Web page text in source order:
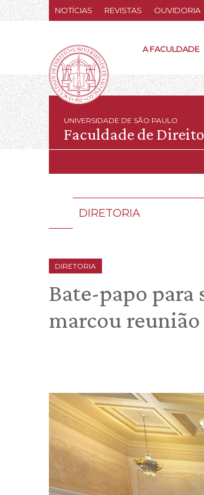
NOTÍCIAS REVISTAS OUVIDORIA
A FACULDADE
UNIVERSIDADE DE SÃO PAULO
Faculdade de Direito
DIRETORIA
DIRETORIA
Bate-papo para
marcou